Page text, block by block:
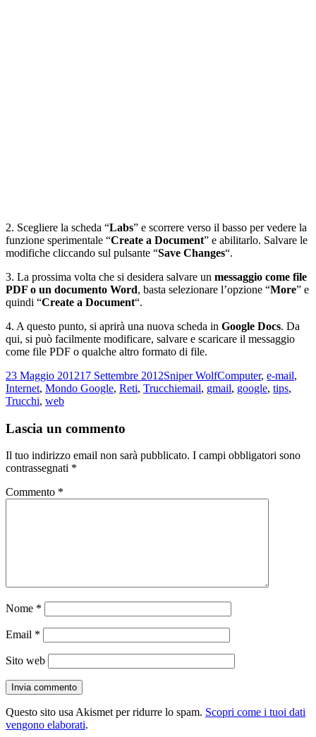
2. Scegliere la scheda “Labs” e scorrere verso il basso per vedere la
funzione sperimentale “Create a Document” e abilitarlo. Salvare le
modifiche cliccando sul pulsante “Save Changes“.
3. La prossima volta che si desidera salvare un messaggio come file
PDF o un documento Word, basta selezionare l’opzione “More” e
quindi “Create a Document“.
4. A questo punto, si aprirà una nuova scheda in Google Docs. Da
qui, si può facilmente modificare, salvare e scaricare il messaggio
come file PDF o qualche altro formato di file.
Scritto
il
23 Maggio 201217 Settembre 2012Autore
Sniper WolfCategorie
Computer, e-mail,
Internet, Mondo Google, Reti, TrucchiTag
email, gmail, google, tips,
Trucchi, web
Lascia un commento
Il tuo indirizzo email non sarà pubblicato. I campi obbligatori sono
contrassegnati *
Commento *
Nome *
Email *
Sito web
Questo sito usa Akismet per ridurre lo spam. Scopri come i tuoi dati
vengono elaborati.